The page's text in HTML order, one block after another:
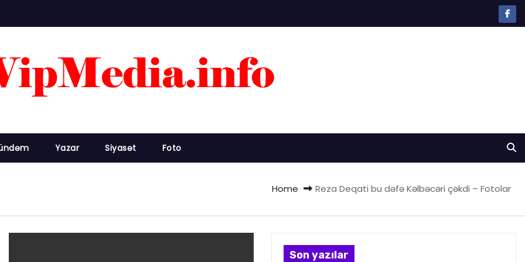
Yazar Siyasət Foto
Home Reza Deqati bu dəfə Kəlbəcəri çəkdi – Fotolar
Son yazılar